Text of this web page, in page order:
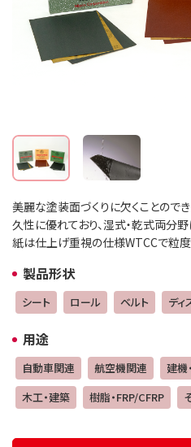
美麗な塗装面づくりに欠くことので
久性に優れており、湿式・乾式両分
紙は仕上げ重視の仕様WTCCで粒度
製品形状
シート ロール ベルト ディ
用途
自動車関連 航空機関連 建機
木工・建築
樹脂・FRP/CFRP